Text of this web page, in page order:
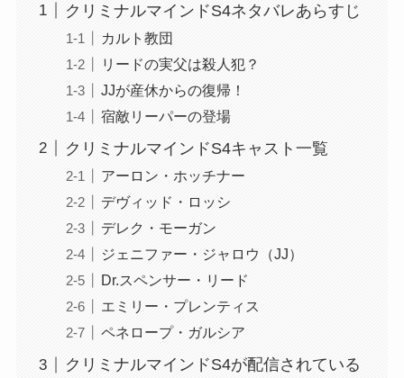
クリミナルマインドS4ネタバレあらすじ
カルト教団
リードの実父は殺人犯？
JJが産休からの復帰！
宿敵リーパーの登場
クリミナルマインドS4キャスト一覧
アーロン・ホッチナー
デヴィッド・ロッシ
デレク・モーガン
ジェニファー・ジャロウ（JJ）
Dr.スペンサー・リード
エミリー・プレンティス
ペネロープ・ガルシア
クリミナルマインドS4が配信されている